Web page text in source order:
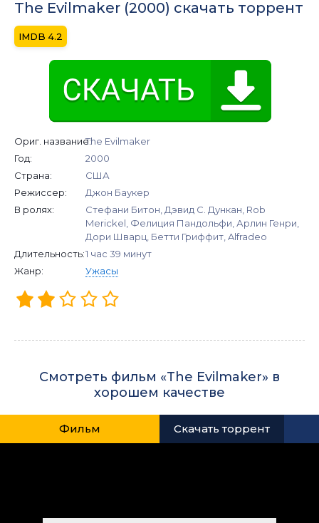
The Evilmaker (2000) скачать торрент
4.2
Ориг. название:The Evilmaker
Год:
2000
Страна:
США
Режиссер:
Джон Баукер
В ролях:
Стефани Битон, Дэвид С. Дункан, Rob
Merickel, Фелиция Пандольфи, Арлин Генри,
Дори Шварц, Бетти Гриффит, Alfradeo
Длительность:1 час 39 минут
Жанр:
Ужасы
Смотреть фильм «The Evilmaker» в
хорошем качестве
Фильм Скачать торрент